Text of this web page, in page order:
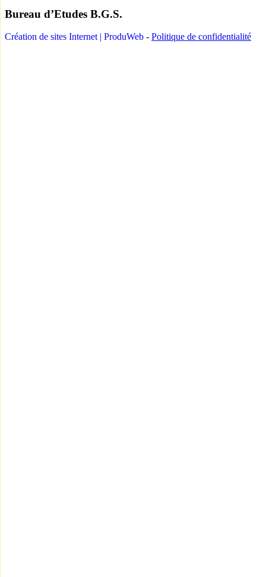
Bureau d’Etudes B.G.S.
Création de sites Internet | ProduWeb - Politique de confidentialité